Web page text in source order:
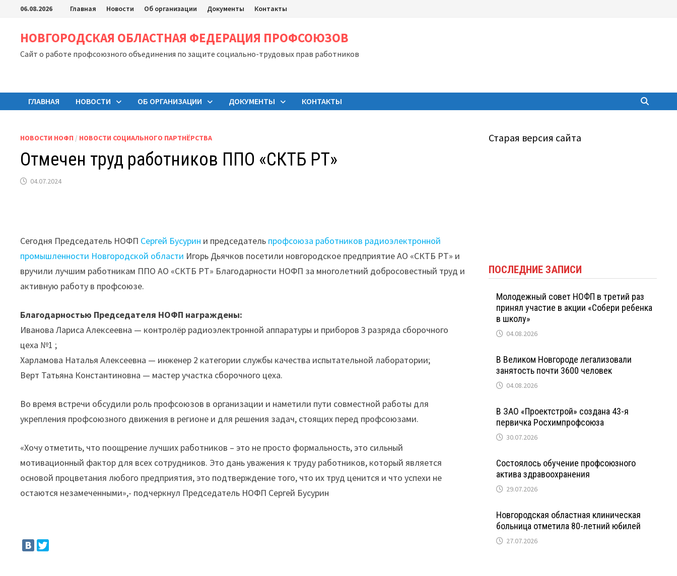
Перейти
содержимому
06.08.2026 Главная Новости Об организации Документы Контакты
НОВГОРОДСКАЯ ОБЛАСТНАЯ ФЕДЕРАЦИЯ ПРОФСОЮЗОВ
Сайт о работе профсоюзного объединения по защите социально-трудовых прав работников
ГЛАВНАЯ НОВОСТИ ОБ ОРГАНИЗАЦИИ ДОКУМЕНТЫ КОНТАКТЫ
НОВОСТИ НОФП / НОВОСТИ СОЦИАЛЬНОГО ПАРТНЁРСТВА
Отмечен труд работников ППО «СКТБ РТ»
04.07.2024
Сегодня Председатель НОФП Сергей Бусурин и председатель профсоюза работников радиоэлектронной
промышленности Новгородской области Игорь Дьячков посетили новгородское предприятие АО «СКТБ РТ» и
вручили лучшим работникам ППО АО «СКТБ РТ» Благодарности НОФП за многолетний добросовестный труд и
активную работу в профсоюзе.
Благодарностью Председателя НОФП награждены:
Иванова Лариса Алексеевна — контролёр радиоэлектронной аппаратуры и приборов 3 разряда сборочного
цеха №1 ;
Харламова Наталья Алексеевна — инженер 2 категории службы качества испытательной лаборатории;
Верт Татьяна Константиновна — мастер участка сборочного цеха.
Во время встречи обсудили роль профсоюзов в организации и наметили пути совместной работы для
укрепления профсоюзного движения в регионе и для решения задач, стоящих перед профсоюзами.
«Хочу отметить, что поощрение лучших работников – это не просто формальность, это сильный
мотивационный фактор для всех сотрудников. Это дань уважения к труду работников, который является
основой процветания любого предприятия, это подтверждение того, что их труд ценится и что успехи не
остаются незамеченными»,- подчеркнул Председатель НОФП Сергей Бусурин
Старая версия сайта
ПОСЛЕДНИЕ ЗАПИСИ
Молодежный совет НОФП в третий раз
принял участие в акции «Собери ребенка
в школу»
04.08.2026
В Великом Новгороде легализовали
занятость почти 3600 человек
04.08.2026
В ЗАО «Проектстрой» создана 43-я
первичка Росхимпрофсоюза
30.07.2026
Состоялось обучение профсоюзного
актива здравоохранения
29.07.2026
Новгородская областная клиническая
больница отметила 80-летний юбилей
27.07.2026